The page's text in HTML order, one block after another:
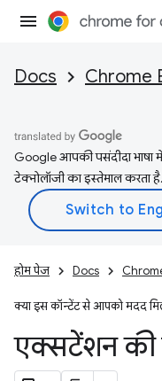
Docs Chrome
Google आपकी पसंदीदा
टेक्नोलॉजी का इस्तेमाल करता
होम पेज Docs
क्या इस कॉन्टेंट से आपको मदद
एक्सटेंशन की